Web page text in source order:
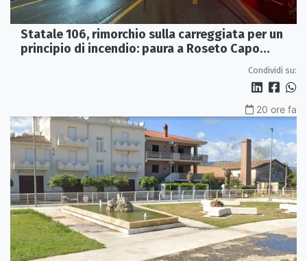
Statale 106, rimorchio sulla carreggiata per un
principio di incendio: paura a Roseto Capo
Condividi su:
20 ore fa